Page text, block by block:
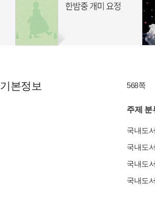
기본정보 568쪽
주제 분
국내도
국내도
국내도
국내도